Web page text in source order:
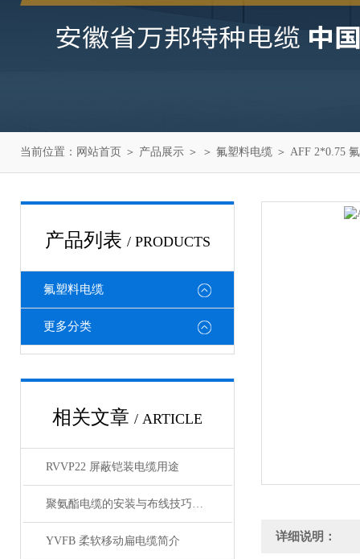
当前位置： 网站首页 ＞ 产品展示 ＞ ＞ 氟塑料电缆 ＞ AFF 2*0.75
产品列表 / PRODUCTS
氟塑料电缆
更多分类
相关文章 / ARTICLE
RVVP22 屏蔽铠装电缆用途
聚氨酯电缆的安装与布线技巧：如何利用其柔性优化设备内部空间布局？
YVFB 柔软移动扁电缆简介 详细说明：